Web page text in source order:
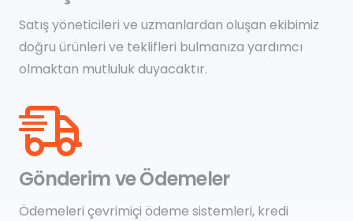
Satış yöneticileri ve uzmanlardan oluşan ekibimiz
doğru ürünleri ve teklifleri bulmanıza yardımcı
olmaktan mutluluk duyacaktır.
Gönderim ve Ödemeler
Ödemeleri çevrimiçi ödeme sistemleri, kredi